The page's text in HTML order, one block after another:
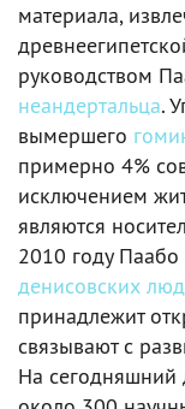
материала,
руководством
неандертальца.
вымершего
примерно 4%
исключением
являются
2010 году
денисовских
принадлежит
связывают с
На сегодняшний